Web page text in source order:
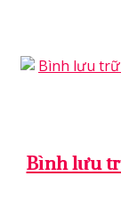
Bình lưu